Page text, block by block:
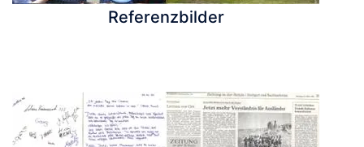
Referenzbilder